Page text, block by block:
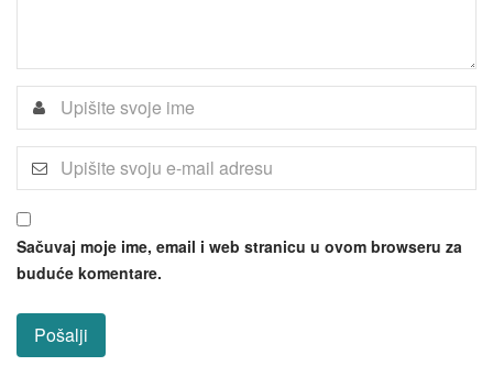
Sačuvaj moje ime, email i web stranicu u ovom browseru za
buduće komentare.